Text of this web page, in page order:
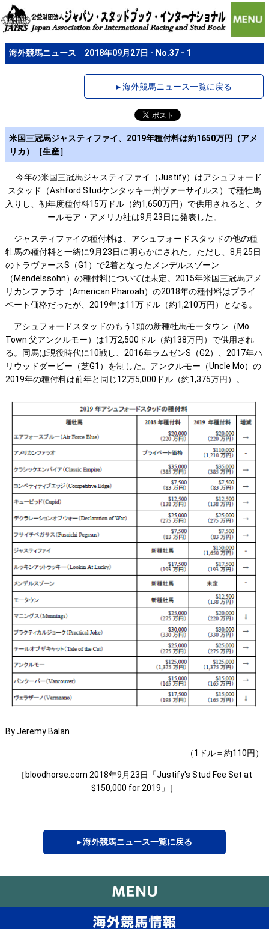
海外競馬ニュース 2018年09月27日 - No.37 - 1
▸ 海外競馬ニュース一覧に戻る
米国三冠馬ジャスティファイ、2019年種付料は約1650万円（アメ
リカ）［生産］
今年の米国三冠馬ジャスティファイ（Justify）はアシュフォード
スタッド（Ashford Studケンタッキー州ヴァーサイルス）で種牡馬
入りし、初年度種付料15万ドル（約1,650万円）で供用されると、ク
ールモア・アメリカ社は9月23日に発表した。
ジャスティファイの種付料は、アシュフォードスタッドの他の種
牡馬の種付料と一緒に9月23日に明らかにされた。ただし、8月25日
のトラヴァースS（G1）で2着となったメンデルスゾーン
（Mendelssohn）の種付料については未定。2015年米国三冠馬アメ
リカンファラオ（American Pharoah）の2018年の種付料はプライ
ベート価格だったが、2019年は11万ドル（約1,210万円）となる。
アシュフォードスタッドのもう1頭の新種牡馬モータウン（Mo
Town 父アンクルモー）は1万2,500ドル（約138万円）で供用され
る。同馬は現役時代に10戦し、2016年ラムゼンS（G2）、2017年ハ
リウッドダービー（芝G1）を制した。アンクルモー（Uncle Mo）の
2019年の種付料は前年と同じ12万5,000ドル（約1,375万円）。
By Jeremy Balan
（1ドル＝約110円）
［bloodhorse.com 2018年9月23日「Justify's Stud Fee Set at
$150,000 for 2019」］
▸ 海外競馬ニュース一覧に戻る